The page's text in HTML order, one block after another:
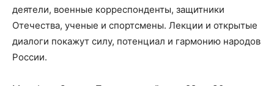
деятели, военные корреспонденты, защитники
Отечества, ученые и спортсмены. Лекции и открытые
диалоги покажут силу, потенциал и гармонию народов
России.